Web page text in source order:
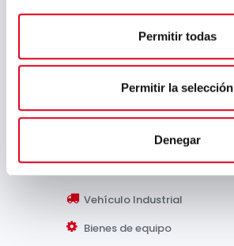
Permitir todas
Permitir la selección
Denegar
(Castellano)
Tríptico I+D (Inglés)
Sectores:
Automoción
Vehículo Industrial
Bienes de equipo